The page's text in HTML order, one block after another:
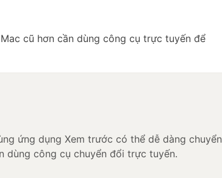
cũ hơn cần dùng công cụ trực tuyến để
ứng dụng Xem trước có thể dễ dàng chuyển
dùng công cụ chuyển đổi trực tuyến.